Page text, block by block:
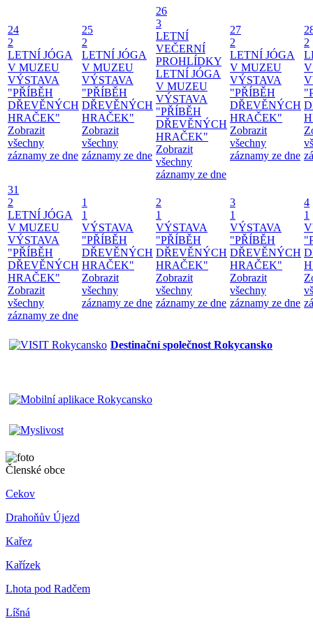
24
2
LETNÍ JÓGA
V MUZEU
VÝSTAVA
"PŘÍBĚH
DŘEVĚNÝCH
HRAČEK"
Zobrazit
všechny
záznamy ze dne
25
2
LETNÍ JÓGA
V MUZEU
VÝSTAVA
"PŘÍBĚH
DŘEVĚNÝCH
HRAČEK"
Zobrazit
všechny
záznamy ze dne
26
3
LETNÍ
VEČERNÍ
PROHLÍDKY
LETNÍ JÓGA
V MUZEU
VÝSTAVA
"PŘÍBĚH
DŘEVĚNÝCH
HRAČEK"
Zobrazit
všechny
záznamy ze dne
27
2
LETNÍ JÓGA
V MUZEU
VÝSTAVA
"PŘÍBĚH
DŘEVĚNÝCH
HRAČEK"
Zobrazit
všechny
záznamy ze dne
2
31
2
LETNÍ JÓGA
V MUZEU
VÝSTAVA
"PŘÍBĚH
DŘEVĚNÝCH
HRAČEK"
Zobrazit
všechny
záznamy ze dne
1
1
VÝSTAVA
"PŘÍBĚH
DŘEVĚNÝCH
HRAČEK"
Zobrazit
všechny
záznamy ze dne
2
1
VÝSTAVA
"PŘÍBĚH
DŘEVĚNÝCH
HRAČEK"
Zobrazit
všechny
záznamy ze dne
3
1
VÝSTAVA
"PŘÍBĚH
DŘEVĚNÝCH
HRAČEK"
Zobrazit
všechny
záznamy ze dne
4
1
Destinační společnost Rokycansko
Členské obce
Cekov
Drahoňův Újezd
Kařez
Kařízek
Lhota pod Radčem
Líšná